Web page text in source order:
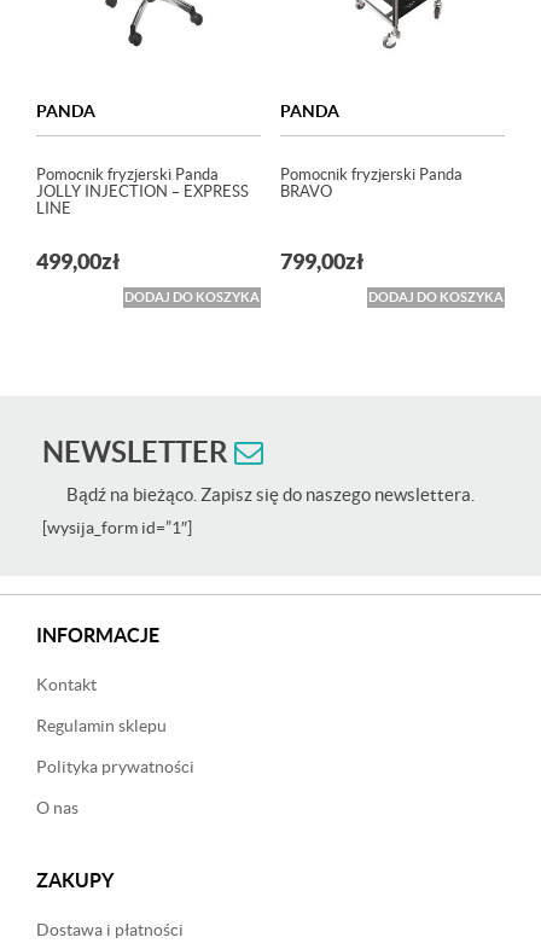
PANDA
Pomocnik fryzjerski Panda
JOLLY INJECTION – EXPRESS
LINE
499,00zł
DODAJ DO KOSZYKA
PANDA
Pomocnik fryzjerski Panda
BRAVO
799,00zł
DODAJ DO KOSZYKA
NEWSLETTER
Bądź na bieżąco. Zapisz się do naszego newslettera.
[wysija_form id=”1″]
INFORMACJE
Kontakt
Regulamin sklepu
Polityka prywatności
O nas
ZAKUPY
Dostawa i płatności